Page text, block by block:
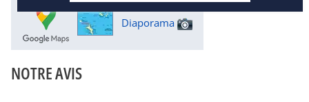
Diaporama
NOTRE AVIS